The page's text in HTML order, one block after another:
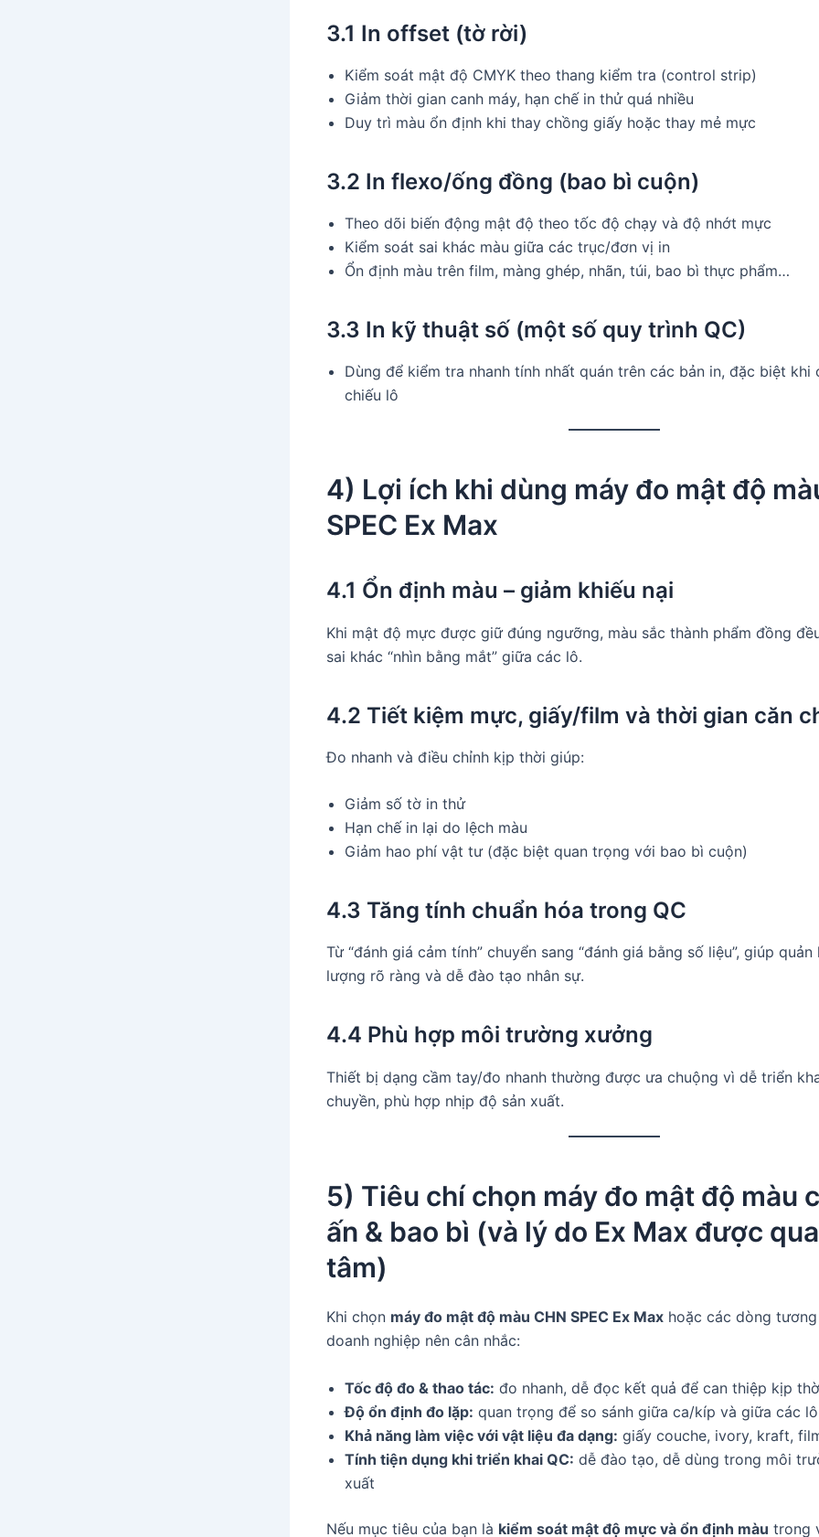
3.1 In offset (tờ rời)
Kiểm soát mật độ CMYK theo thang kiểm tra (control strip)
Giảm thời gian canh máy, hạn chế in thử quá nhiều
Duy trì màu ổn định khi thay chồng giấy hoặc thay mẻ mực
3.2 In flexo/ống đồng (bao bì cuộn)
Theo dõi biến động mật độ theo tốc độ chạy và độ nhớt mực
Kiểm soát sai khác màu giữa các trục/đơn vị in
Ổn định màu trên film, màng ghép, nhãn, túi, bao bì thực phẩm…
3.3 In kỹ thuật số (một số quy trình QC)
Dùng để kiểm tra nhanh tính nhất quán trên các bản in, đặc biệt khi
chiếu lô
4) Lợi ích khi dùng máy đo mật độ
SPEC Ex Max
4.1 Ổn định màu – giảm khiếu nại
Khi mật độ mực được giữ đúng ngưỡng, màu sắc thành phẩm đồng
sai khác “nhìn bằng mắt” giữa các lô.
4.2 Tiết kiệm mực, giấy/film và thời gian căn
Đo nhanh và điều chỉnh kịp thời giúp:
Giảm số tờ in thử
Hạn chế in lại do lệch màu
Giảm hao phí vật tư (đặc biệt quan trọng với bao bì cuộn)
4.3 Tăng tính chuẩn hóa trong QC
Từ “đánh giá cảm tính” chuyển sang “đánh giá bằng số liệu”, giúp
lượng rõ ràng và dễ đào tạo nhân sự.
4.4 Phù hợp môi trường xưởng
Thiết bị dạng cầm tay/đo nhanh thường được ưa chuộng vì dễ triển
chuyền, phù hợp nhịp độ sản xuất.
5) Tiêu chí chọn máy đo mật độ màu
ấn & bao bì (và lý do Ex Max được
tâm)
Khi chọn máy đo mật độ màu CHN SPEC Ex Max hoặc các dòng
doanh nghiệp nên cân nhắc:
Tốc độ đo & thao tác: đo nhanh, dễ đọc kết quả để can thiệp kịp
Độ ổn định đo lặp: quan trọng để so sánh giữa ca/kíp và giữa các lô
Khả năng làm việc với vật liệu đa dạng: giấy couche, ivory, kraft,
Tính tiện dụng khi triển khai QC: dễ đào tạo, dễ dùng trong môi
xuất
Nếu mục tiêu của bạn là kiểm soát mật độ mực và ổn định màu trong